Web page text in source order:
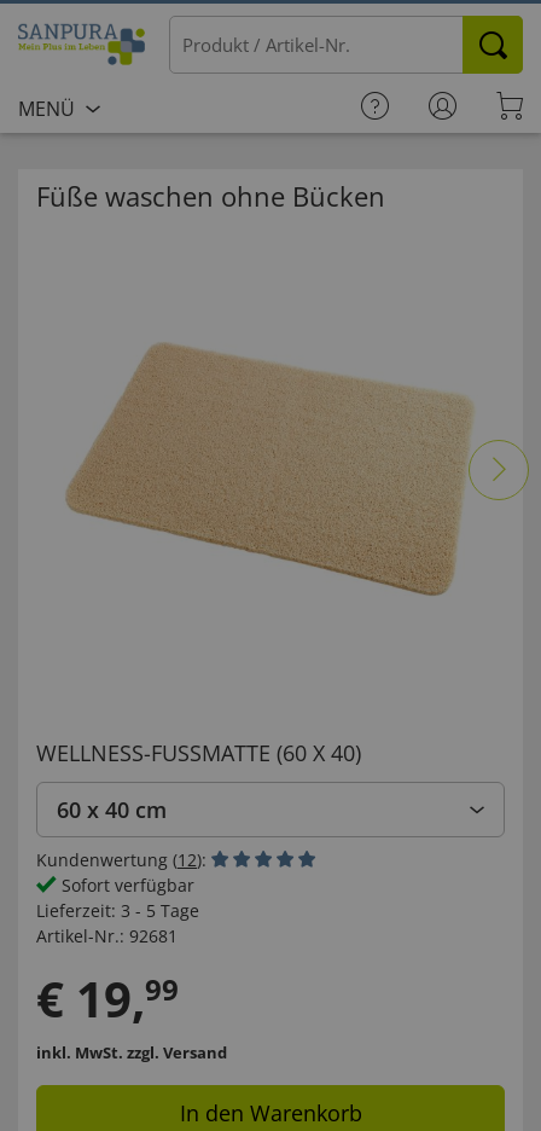
MENÜ
Füße waschen ohne Bücken
WELLNESS-FUSSMATTE (60 X 40)
60 x 40 cm
Kundenwertung (12):
Sofort verfügbar
Lieferzeit: 3 - 5 Tage
Artikel-Nr.: 92681
€ 19,99
inkl. MwSt. zzgl. Versand
In den Warenkorb